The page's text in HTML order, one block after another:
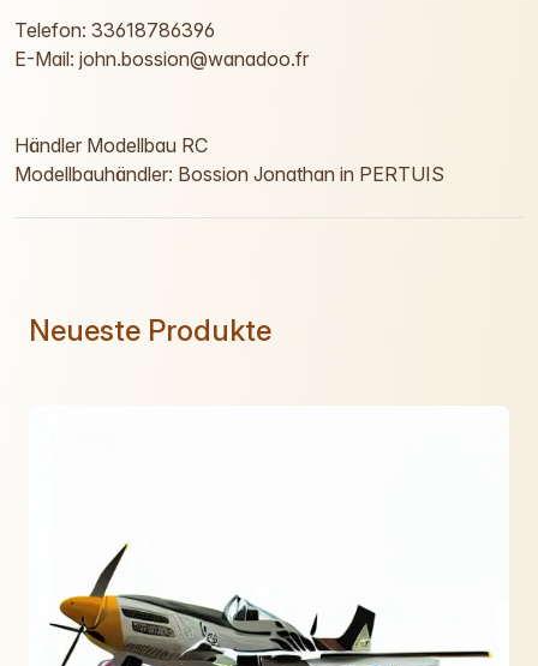
Telefon: 33618786396
E-Mail: john.bossion@wanadoo.fr
Händler Modellbau RC
Modellbauhändler: Bossion Jonathan in PERTUIS
Neueste Produkte